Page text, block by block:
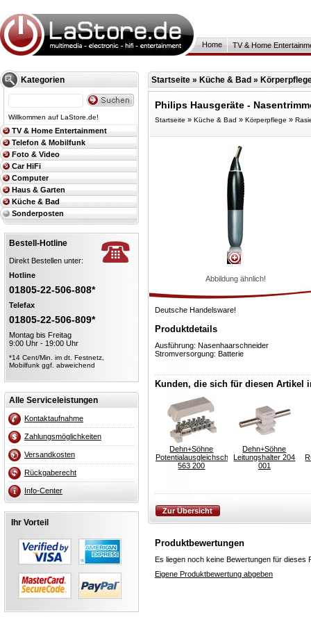
Home TV & Home
Kategorien
Willkommen auf LaStore.de!
TV & Home Entertainment
Telefon & Mobilfunk
Foto & Video
Car HiFi
Computer
Haus & Garten
Küche & Bad
Sonderposten
Bestell-Hotline
Direkt Bestellen unter:
Hotline
01805-22-506-808*
Telefax
01805-22-506-809*
Montag bis Freitag
9:00 Uhr - 19:00 Uhr
*14 Cent/Min. im dt. Festnetz,
Mobilfunk ggf. abweichend
Alle Serviceleistungen
Kontaktaufnahme
Zahlungsmöglichkeiten
Versandkosten
Rückgaberecht
Info-Center
Ihr Vorteil
Startseite » Küche & Bad »
Philips Hausgeräte -
Startseite » Küche & Bad » Körperpflege »
Abbildung ähnlich!
Deutsche Handelsware!
Produktdetails
Ausführung: Nasenhaarschneider
Stromversorgung: Batterie
Kunden, die sich für diesen Artikel
Dehn+Söhne
Potentialausgleichschiene
563 200
Dehn+Söhne
Leitungshalter 204
001
Produktbewertungen
Es liegen noch keine Bewertungen für dieses
Eigene Produktbewertung abgeben